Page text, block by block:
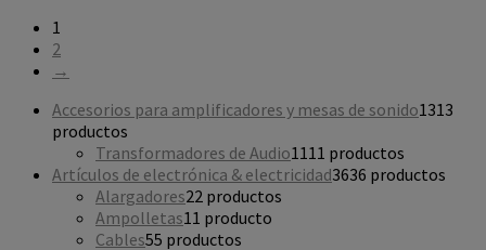
1
2
→
Accesorios para amplificadores y mesas de sonido1313
productos
Transformadores de Audio11 11 productos
Artículos de electrónica & electricidad3636 productos
Alargadores22 productos
Ampolletas1 1 producto
Cables55 productos